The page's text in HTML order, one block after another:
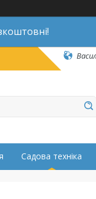
Садова техніка